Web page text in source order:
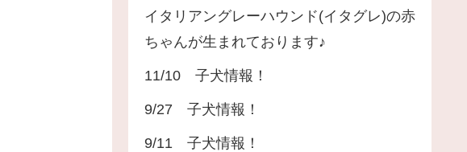
イタリアングレーハウンド(イタグレ)の赤
ちゃんが生まれております♪
11/10 子犬情報！
9/27 子犬情報！
9/11 子犬情報！